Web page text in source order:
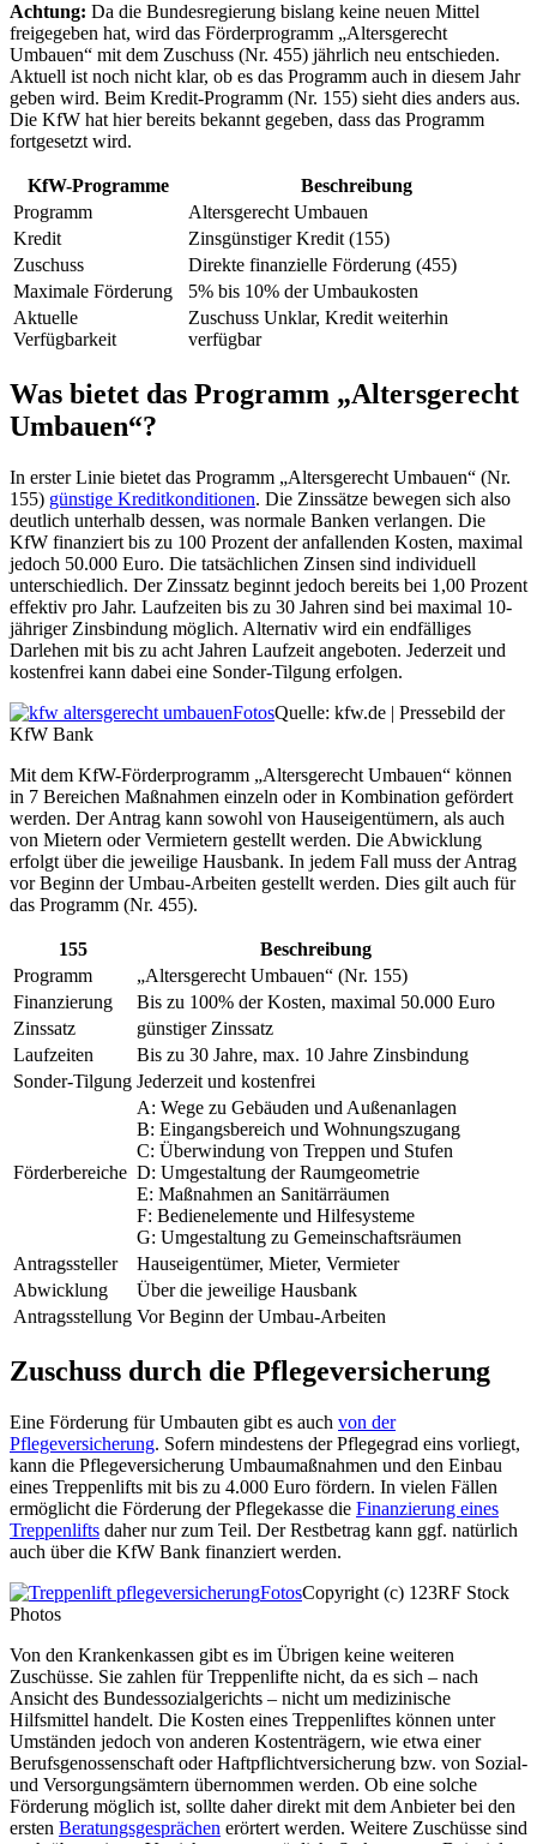
Achtung: Da die Bundesregierung bislang keine neuen Mittel
freigegeben hat, wird das Förderprogramm „Altersgerecht
Umbauen“ mit dem Zuschuss (Nr. 455) jährlich neu entschieden.
Aktuell ist noch nicht klar, ob es das Programm auch in diesem Jahr
geben wird. Beim Kredit-Programm (Nr. 155) sieht dies anders aus.
Die KfW hat hier bereits bekannt gegeben, dass das Programm
fortgesetzt wird.
KfW-Programme
Beschreibung
Programm
Altersgerecht Umbauen
Kredit
Zinsgünstiger Kredit (155)
Zuschuss
Direkte finanzielle Förderung (455)
Maximale Förderung
5% bis 10% der Umbaukosten
Aktuelle
Verfügbarkeit
Zuschuss Unklar, Kredit weiterhin
verfügbar
Was bietet das Programm „Altersgerecht
Umbauen“?
In erster Linie bietet das Programm „Altersgerecht Umbauen“ (Nr.
155) günstige Kreditkonditionen. Die Zinssätze bewegen sich also
deutlich unterhalb dessen, was normale Banken verlangen. Die
KfW finanziert bis zu 100 Prozent der anfallenden Kosten, maximal
jedoch 50.000 Euro. Die tatsächlichen Zinsen sind individuell
unterschiedlich. Der Zinssatz beginnt jedoch bereits bei 1,00 Prozent
effektiv pro Jahr. Laufzeiten bis zu 30 Jahren sind bei maximal 10-
jähriger Zinsbindung möglich. Alternativ wird ein endfälliges
Darlehen mit bis zu acht Jahren Laufzeit angeboten. Jederzeit und
kostenfrei kann dabei eine Sonder-Tilgung erfolgen.
FotosQuelle: kfw.de | Pressebild der
KfW Bank
Mit dem KfW-Förderprogramm „Altersgerecht Umbauen“ können
in 7 Bereichen Maßnahmen einzeln oder in Kombination gefördert
werden. Der Antrag kann sowohl von Hauseigentümern, als auch
von Mietern oder Vermietern gestellt werden. Die Abwicklung
erfolgt über die jeweilige Hausbank. In jedem Fall muss der Antrag
vor Beginn der Umbau-Arbeiten gestellt werden. Dies gilt auch für
das Programm (Nr. 455).
155
Beschreibung
Programm
„Altersgerecht Umbauen“ (Nr. 155)
Finanzierung
Bis zu 100% der Kosten, maximal 50.000 Euro
Zinssatz
günstiger Zinssatz
Laufzeiten
Bis zu 30 Jahre, max. 10 Jahre Zinsbindung
Sonder-Tilgung Jederzeit und kostenfrei
Förderbereiche
A: Wege zu Gebäuden und Außenanlagen
B: Eingangsbereich und Wohnungszugang
C: Überwindung von Treppen und Stufen
D: Umgestaltung der Raumgeometrie
E: Maßnahmen an Sanitärräumen
F: Bedienelemente und Hilfesysteme
G: Umgestaltung zu Gemeinschaftsräumen
Antragssteller
Hauseigentümer, Mieter, Vermieter
Abwicklung
Über die jeweilige Hausbank
Antragsstellung Vor Beginn der Umbau-Arbeiten
Zuschuss durch die Pflegeversicherung
Eine Förderung für Umbauten gibt es auch von der
Pflegeversicherung. Sofern mindestens der Pflegegrad eins vorliegt,
kann die Pflegeversicherung Umbaumaßnahmen und den Einbau
eines Treppenlifts mit bis zu 4.000 Euro fördern. In vielen Fällen
ermöglicht die Förderung der Pflegekasse die Finanzierung eines
Treppenlifts daher nur zum Teil. Der Restbetrag kann ggf. natürlich
auch über die KfW Bank finanziert werden.
FotosCopyright (c) 123RF Stock
Photos
Von den Krankenkassen gibt es im Übrigen keine weiteren
Zuschüsse. Sie zahlen für Treppenlifte nicht, da es sich – nach
Ansicht des Bundessozialgerichts – nicht um medizinische
Hilfsmittel handelt. Die Kosten eines Treppenliftes können unter
Umständen jedoch von anderen Kostenträgern, wie etwa einer
Berufsgenossenschaft oder Haftpflichtversicherung bzw. von Sozial-
und Versorgungsämtern übernommen werden. Ob eine solche
Förderung möglich ist, sollte daher direkt mit dem Anbieter bei den
ersten Beratungsgesprächen erörtert werden. Weitere Zuschüsse sind